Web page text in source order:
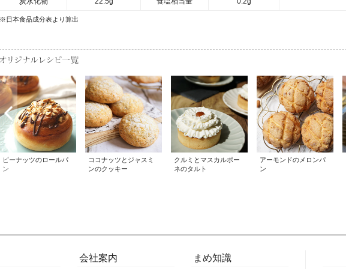
※日本食品成分表より算出
ピーナッツのロールパ
ン
ココナッツとジャスミ
ンのクッキー
クルミとマスカルポー
ネのタルト
アーモンドのメロンパ
ン
会社案内 まめ知識